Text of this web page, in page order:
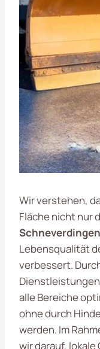
Wir verstehen,
Fläche nicht nur
Schneverdingen
Lebensqualität
verbessert.
alle Bereiche
ohne durch
werden. Im
wir darauf,